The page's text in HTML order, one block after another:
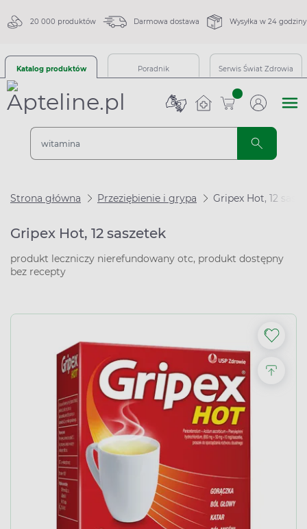
20 000 produktów Darmowa dostawa Wysyłka w 24 godziny
Katalog produktów Poradnik Serwis Świat Zdrowia
sztuk
Strona główna Przeziębienie i grypa Gripex Hot, 12
Gripex Hot, 12 saszetek
produkt leczniczy nierefundowany otc, produkt dostępny
bez recepty